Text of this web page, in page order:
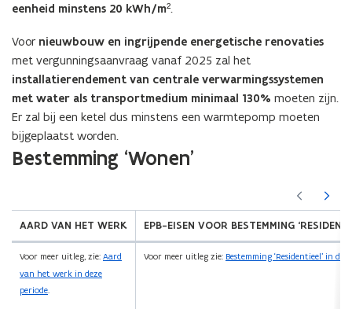
eenheid minstens 20 kWh/m².
Voor nieuwbouw en ingrijpende energetische renovaties
met vergunningsaanvraag vanaf 2025 zal het
installatierendement van centrale verwarmingssystemen
met water als transportmedium minimaal 130% moeten zijn.
Er zal bij een ketel dus minstens een warmtepomp moeten
bijgeplaatst worden.
Bestemming ‘Wonen'
AARD VAN HET WERK EPB-EISEN VOOR BESTEMMING
Voor meer uitleg, zie: Aard
van het werk in deze
periode.
Voor meer uitleg zie: Bestemming ‘Residentieel’ in